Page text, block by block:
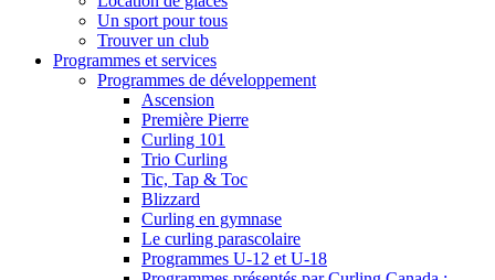
Un sport pour tous
Trouver un club
Programmes et services
Programmes de développement
Ascension
Première Pierre
Curling 101
Trio Curling
Tic, Tap & Toc
Blizzard
Curling en gymnase
Le curling parascolaire
Programmes U-12 et U-18